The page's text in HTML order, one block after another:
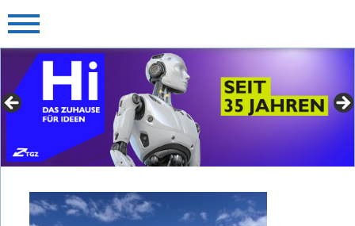
» Für Gründer mit Extras
► jetzt mehr erfahren